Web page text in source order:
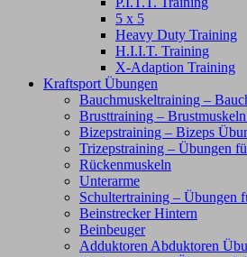
5 x 5
Heavy Duty Training
H.I.I.T. Training
X-Adaption Training
Kraftsport Übungen
Bauchmuskeltraining –
Brusttraining –
Bizepstraining – Bizeps
Trizepstraining – Übungen
Rückenmuskeln
Unterarme
Schultertraining – Übungen
Beinstrecker Hintern
Beinbeuger
Adduktoren Abduktoren